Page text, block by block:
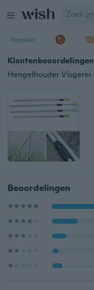
Populair
Klantenbeoordelingen
Beoordelingen